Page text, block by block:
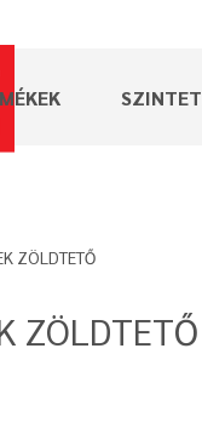
ZÖLDTETŐ
ZÖLDTETŐ